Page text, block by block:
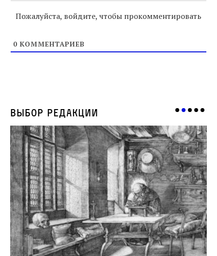
Пожалуйста, войдите, чтобы прокомментировать
0 КОММЕНТАРИЕВ
Выбор редакции